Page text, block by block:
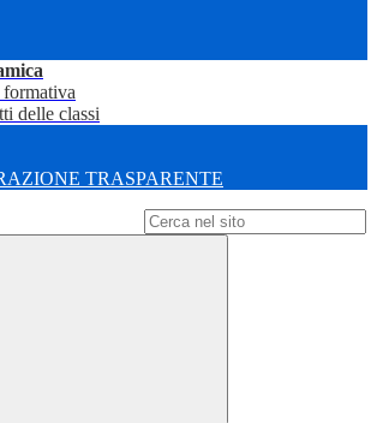
delle classi
TRASPARENTE